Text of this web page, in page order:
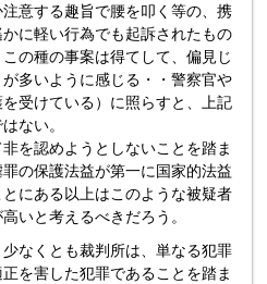
意する趣旨で腰を叩く等の、携
に軽い行為でも起訴されたもの
の種の事案は得てして、偏見じ
多いように感じる・・警察官や
受けている）に照らすと、上記
ない。
を認めようとしないことを踏ま
の保護法益が第一に国家的法益
にある以上はこのような被疑者
いと考えるべきだろう。
なくとも裁判所は、単なる犯罪
を害した犯罪であることを踏ま